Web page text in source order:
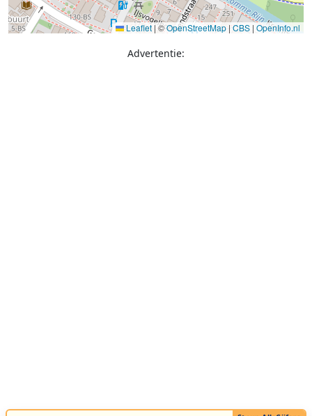
Leaflet|©OpenStreetMap | CBS | OpenInfo.nl
Advertentie: